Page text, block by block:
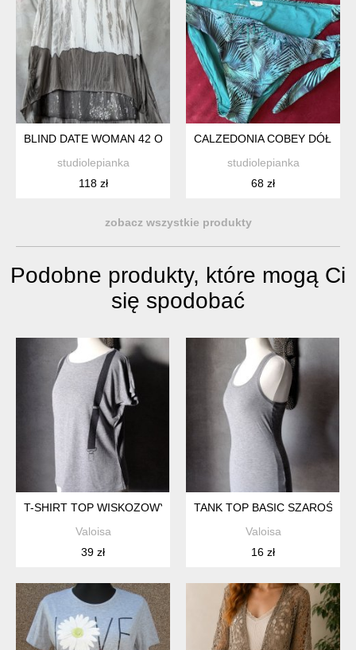
BLIND DATE WOMAN 42 ORYGINALNA ASYMETRYCZNA
studiolepianka
118 zł
CALZEDONIA COBEY DÓŁ
studiolepianka
68 zł
zobacz wszystkie produkty
Podobne produkty, które mogą Ci
się spodobać
T-SHIRT TOP WISKOZOWY PRINT ROCKABILLY PUNK XS S
Valoisa
39 zł
TANK TOP BASIC SZAROŚĆ
Valoisa
16 zł